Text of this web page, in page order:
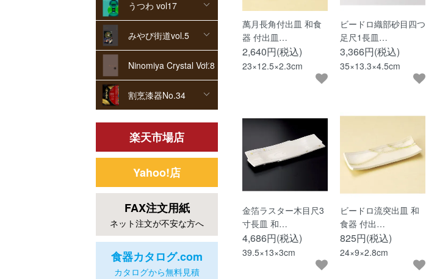
うつわ vol17
みやび街道vol.5
Ninomiya Crystal Vol.8
割烹漆器No.34
楽天市場店
Yahoo!店
FAX注文用紙
ネット注文が不安な方へ
食器カタログ.com
カタログから無料見積
萬月長角付出皿 和食
器 付出皿…
2,640円(税込)
23×12.5×2.3cm
ビードロ織部砂目四つ
足尺1長皿…
3,366円(税込)
35×13.3×4.5cm
金箔ラスター木目尺3
寸長皿 和…
4,686円(税込)
39.5×13×3cm
ビードロ流突出皿 和
食器 付出…
825円(税込)
24×9×2.8cm